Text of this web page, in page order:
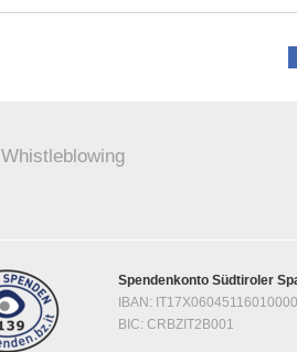
Whistleblowing
Spendenkonto Südtiroler
IBAN:
BIC: CRBZIT2B001